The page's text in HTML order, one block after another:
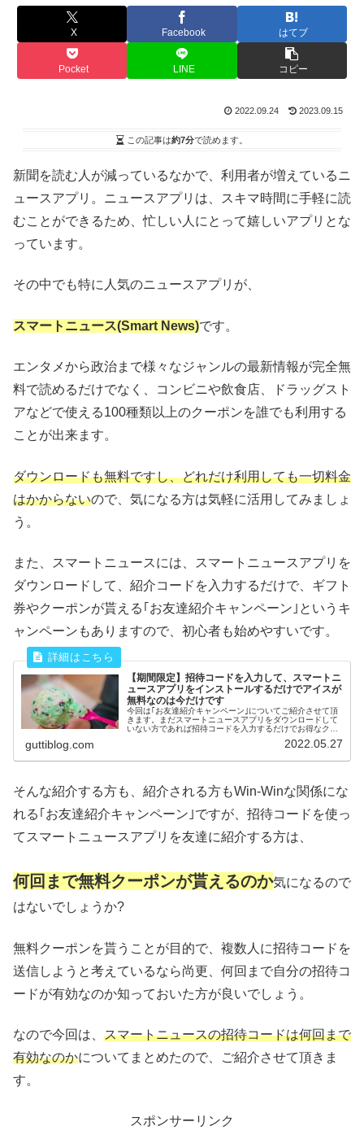
X Facebook はてブ
Pocket LINE コピー
2022.09.24 2023.09.15
この記事は約7分で読めます。
新聞を読む人が減っているなかで、利用者が増えているニ
ュースアプリ。ニュースアプリは、スキマ時間に手軽に読
むことができるため、忙しい人にとって嬉しいアプリとな
っています。
その中でも特に人気のニュースアプリが、
スマートニュース(Smart News)です。
エンタメから政治まで様々なジャンルの最新情報が完全無
料で読めるだけでなく、コンビニや飲食店、ドラッグスト
アなどで使える100種類以上のクーポンを誰でも利用する
ことが出来ます。
ダウンロードも無料ですし、どれだけ利用しても一切料金
はかからないので、気になる方は気軽に活用してみましょ
う。
また、スマートニュースには、スマートニュースアプリを
ダウンロードして、紹介コードを入力するだけで、ギフト
券やクーポンが貰える｢お友達紹介キャンペーン｣というキ
ャンペーンもありますので、初心者も始めやすいです。
【期間限定】招待コードを入力して、スマートニ
ュースアプリをインストールするだけでアイスが
無料なのは今だけです
今回は｢お友達紹介キャンペーン｣についてご紹介させて頂
きます。まだスマートニュースアプリをダウンロードして
いない方であれば招待コードを入力するだけでお得なクー
guttiblog.com 2022.05.27
そんな紹介する方も、紹介される方もWin-Winな関係にな
れる｢お友達紹介キャンペーン｣ですが、招待コードを使っ
てスマートニュースアプリを友達に紹介する方は、
何回まで無料クーポンが貰えるのか気になるので
はないでしょうか?
無料クーポンを貰うことが目的で、複数人に招待コードを
送信しようと考えているなら尚更、何回まで自分の招待コ
ードが有効なのか知っておいた方が良いでしょう。
なので今回は、 スマートニュースの招待コードは何回まで
有効なのかについてまとめたので、ご紹介させて頂きま
す。
スポンサーリンク